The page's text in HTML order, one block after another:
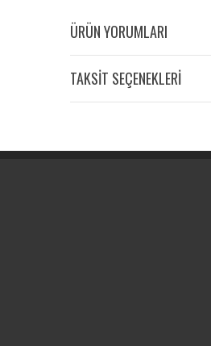
ÜRÜN YORUMLARI
TAKSİT SEÇENEKLERİ